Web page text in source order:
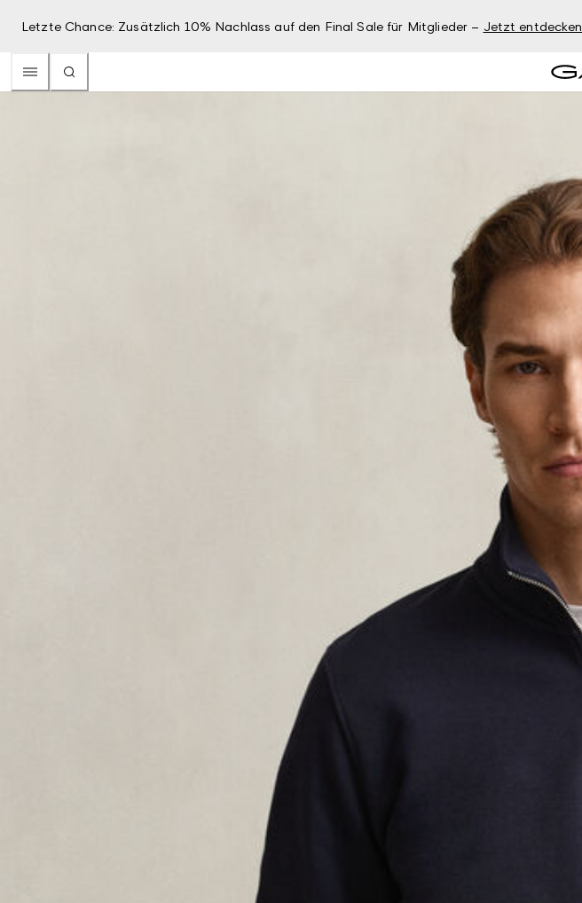
Letzte Chance: Zusätzlich 10% Nachlass auf den Final Sale für Mitglieder – Jetzt entdecken